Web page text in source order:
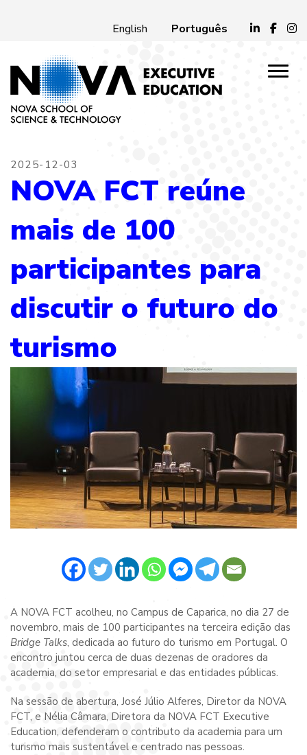
English Português
2025-12-03
NOVA FCT reúne
mais de 100
participantes para
discutir o futuro do
turismo
A NOVA FCT acolheu, no Campus de Caparica, no dia 27 de
novembro, mais de 100 participantes na terceira edição das
Bridge Talks, dedicada ao futuro do turismo em Portugal. O
encontro juntou cerca de duas dezenas de oradores da
academia, do setor empresarial e das entidades públicas.
Na sessão de abertura, José Júlio Alferes, Diretor da NOVA
FCT, e Nélia Câmara, Diretora da NOVA FCT Executive
Education, defenderam o contributo da academia para um
turismo mais sustentável e centrado nas pessoas.